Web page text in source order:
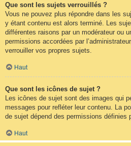
Que sont les sujets verrouillés ?
Vous ne pouvez plus répondre dans les
y étant contenu est alors terminé. Les
différentes raisons par un modérateur ou
permissions accordées par
verrouiller vos propres sujets.
Haut
Que sont les icônes de sujet ?
Les icônes de sujet sont des images qui
messages pour refléter leur contenu. La
de sujet dépend des permissions définies
Haut